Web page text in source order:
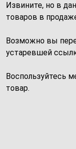
Извините, но в
товаров в
Возможно вы
устаревшей
Воспользуйтесь
товар.